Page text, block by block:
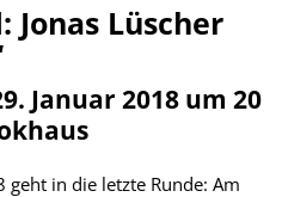
Jonas Lüscher
Januar 2018 um 20
in die letzte Runde: Am